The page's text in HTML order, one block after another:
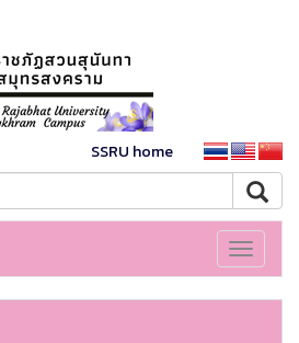
SSRU home
Toggle